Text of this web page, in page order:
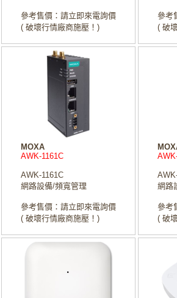
參考售價：請立即來電詢價
( 破壞行情廠商施壓！)
參考
( 破
MOXA
AWK-1161C
AWK-1161C
網路設備/頻寬管理
參考售價：請立即來電詢價
( 破壞行情廠商施壓！)
網路
參考
( 破